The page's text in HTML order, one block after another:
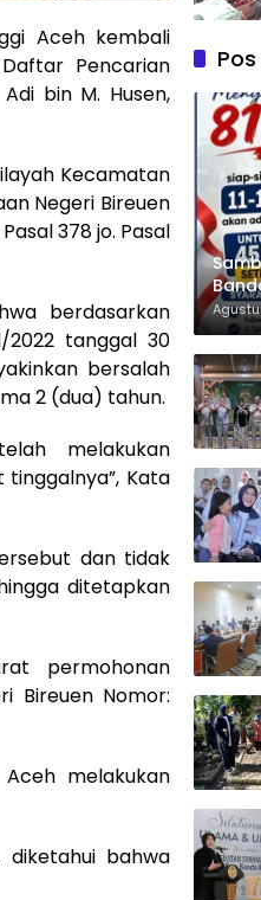
Aceh kembali
Pencarian
bin M. Husen,
Kecamatan
Negeri Bireuen
378 jo. Pasal
berdasarkan
2022 tanggal 30
bersalah
2 (dua) tahun.
melakukan
Kata
dan tidak
ditetapkan
permohonan
Bireuen Nomor:
melakukan
bahwa
KTP